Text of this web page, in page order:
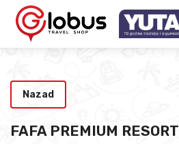
FAFA PREMIUM RESORT
Nazad